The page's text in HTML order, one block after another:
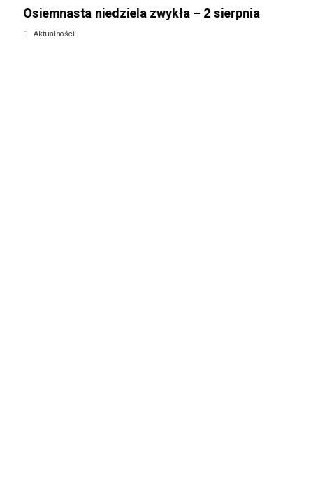
Osiemnasta niedziela zwykła – 2 sierpnia
Aktualności